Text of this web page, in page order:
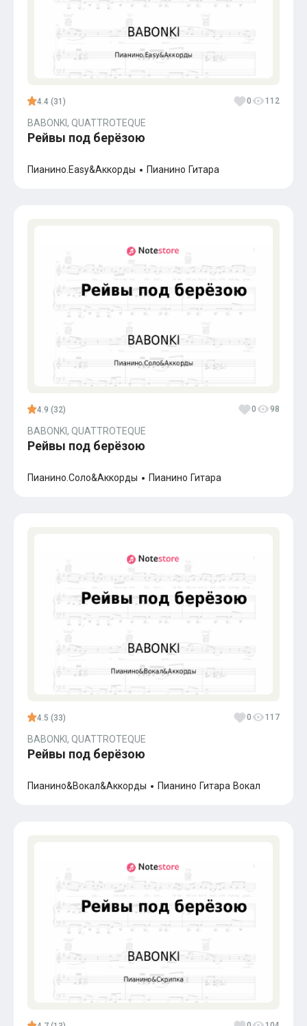
4.4 (31) 0 112
BABONKI, QUATTROTEQUE
Рейвы под берёзою
Пианино.Easy&Аккорды Пианино Гитара
4.9 (32) 0 98
BABONKI, QUATTROTEQUE
Рейвы под берёзою
Пианино.Соло&Аккорды Пианино Гитара
4.5 (33) 0 117
BABONKI, QUATTROTEQUE
Рейвы под берёзою
Пианино&Вокал&Аккорды Пианино Гитара Вокал